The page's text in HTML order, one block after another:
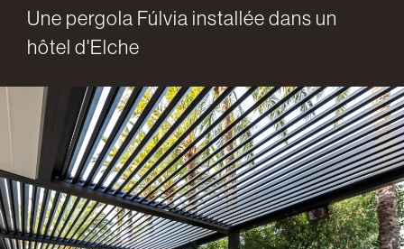
Une pergola Fúlvia installée dans un
hôtel d'Elche